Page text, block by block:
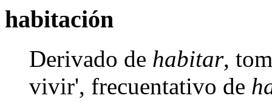
habitación
Derivado de habitar,
vivir', frecuentativo de